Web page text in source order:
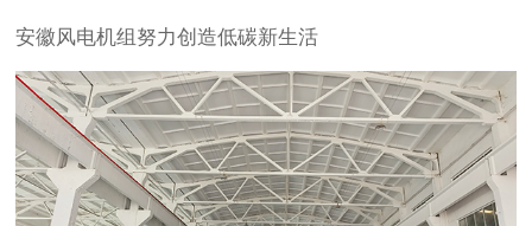
安徽风电机组努力创造低碳新生活